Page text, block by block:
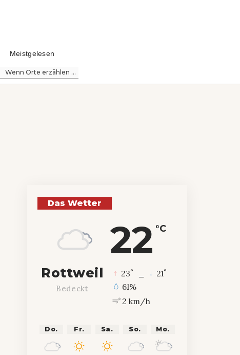
Meistgelesen
Wenn Orte erzählen ...
Das Wetter
22 °C
Rottweil
Bedeckt
23° 21°
61%
2 km/h
Do. Fr. Sa. So. Mo.